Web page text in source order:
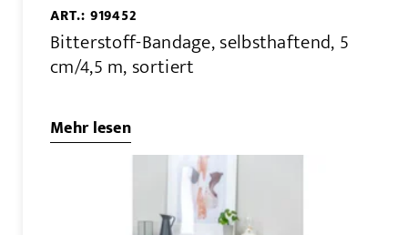
ART.: 919452
Bitterstoff-Bandage, selbsthaftend, 5
cm/4,5 m, sortiert
Mehr lesen